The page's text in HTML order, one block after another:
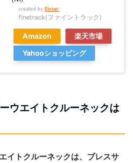
created by Rinker
finetrack(ファイントラック)
Amazon
楽天市場
Yahooショッピング
ウエイトクルーネックは
イトクルーネックは、ブレスサ